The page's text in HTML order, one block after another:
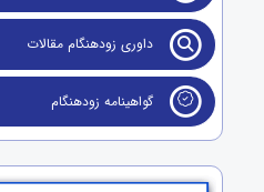
داوری زودهنگام مقالات
گواهینامه زودهنگام